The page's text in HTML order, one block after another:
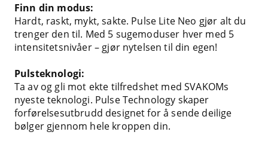
Finn din modus:
Hardt, raskt, mykt, sakte. Pulse Lite Neo gjør alt du
trenger den til. Med 5 sugemoduser hver med 5
intensitetsnivåer – gjør nytelsen til din egen!
Pulsteknologi:
Ta av og gli mot ekte tilfredshet med SVAKOMs
nyeste teknologi. Pulse Technology skaper
forførelsesutbrudd designet for å sende deilige
bølger gjennom hele kroppen din.